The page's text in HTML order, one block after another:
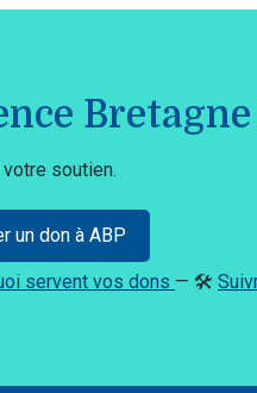
soutien.
un don à ABP
servent vos dons — 🛠️